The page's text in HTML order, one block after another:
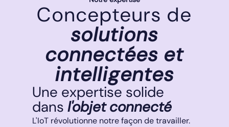
Concepteurs de
solutions
connectées et
intelligentes
Une expertise solide
dans l'objet connecté
L'IoT révolutionne notre façon de travailler.